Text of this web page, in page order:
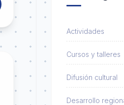
Actividades
Cursos y talleres
Difusión cultural
Desarrollo